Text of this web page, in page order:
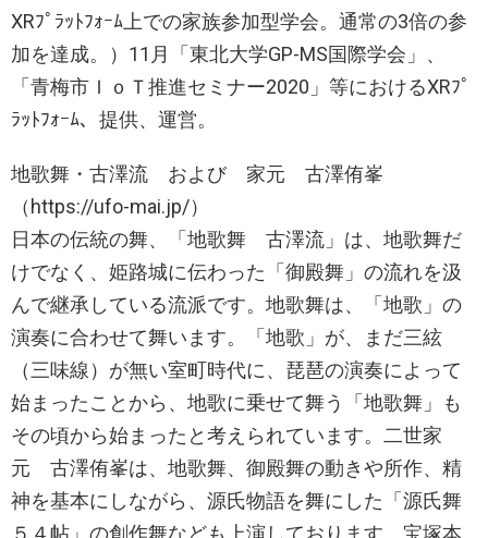
XRﾌﾟﾗｯﾄﾌｫｰﾑ上での家族参加型学会。通常の3倍の参
加を達成。）11月「東北大学GP-MS国際学会」、
「青梅市ＩｏＴ推進セミナー2020」等におけるXRﾌﾟ
ﾗｯﾄﾌｫｰﾑ、提供、運営。
地歌舞・古澤流 および 家元 古澤侑峯
（https://ufo-mai.jp/）
日本の伝統の舞、「地歌舞 古澤流」は、地歌舞だ
けでなく、姫路城に伝わった「御殿舞」の流れを汲
んで継承している流派です。地歌舞は、「地歌」の
演奏に合わせて舞います。「地歌」が、まだ三絃
（三味線）が無い室町時代に、琵琶の演奏によって
始まったことから、地歌に乗せて舞う「地歌舞」も
その頃から始まったと考えられています。二世家
元 古澤侑峯は、地歌舞、御殿舞の動きや所作、精
神を基本にしながら、源氏物語を舞にした「源氏舞
５４帖」の創作舞なども上演しております。宝塚本